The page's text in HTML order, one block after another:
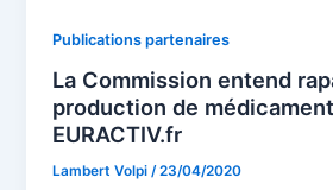
Publications partenaires
La Commission entend
production de
EURACTIV.fr
Lambert Volpi/23/04/2020